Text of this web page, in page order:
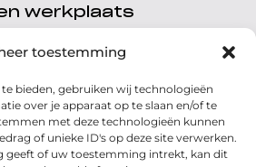
toestemming
bieden, gebruiken wij technologieën
over je apparaat op te slaan en/of te
met deze technologieën kunnen
of unieke ID's op deze site verwerken.
geeft of uw toestemming intrekt, kan dit
werkplaats
08.00 tot 17.00 uur
Gesloten